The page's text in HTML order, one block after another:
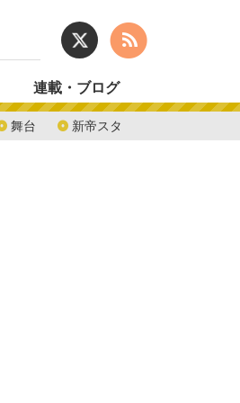
舞台 新帝スタ
連載・ブログ